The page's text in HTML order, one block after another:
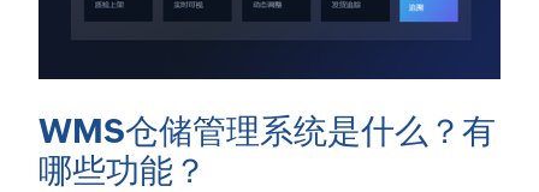
WMS仓储管理系统是什么？有
哪些功能？